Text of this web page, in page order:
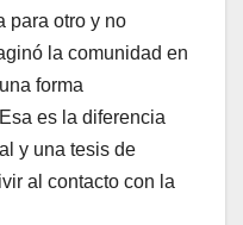
para otro y no
la comunidad en
forma
es la diferencia
y una tesis de
al contacto con la